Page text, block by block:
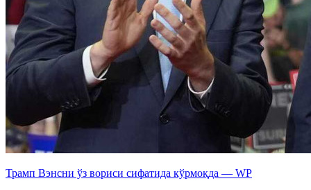
Трамп Вэнсни ўз вориси сифатида кўрмоқда — WP